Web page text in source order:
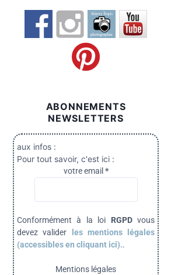
ABONNEMENTS
NEWSLETTERS
aux infos :
Pour tout savoir, c'est ici :
votre email *
Conformément à la loi RGPDvous
devez valider
les mentions légales
(accessibles en cliquant ici)..
Mentions légales